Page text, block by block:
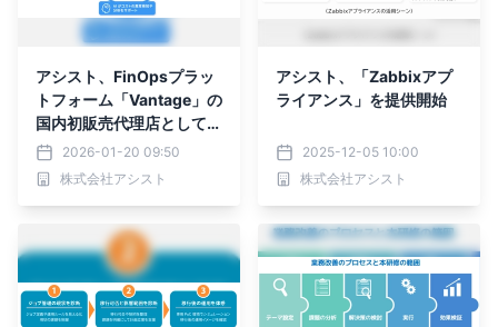
アシスト、FinOpsプラッ
トフォーム「Vantage」の
国内初販売代理店として提
供開始2026-01-20 09:50
株式会社アシスト
アシスト、「Zabbixアプ
ライアンス」を提供開始
2025-12-05 10:00
株式会社アシスト